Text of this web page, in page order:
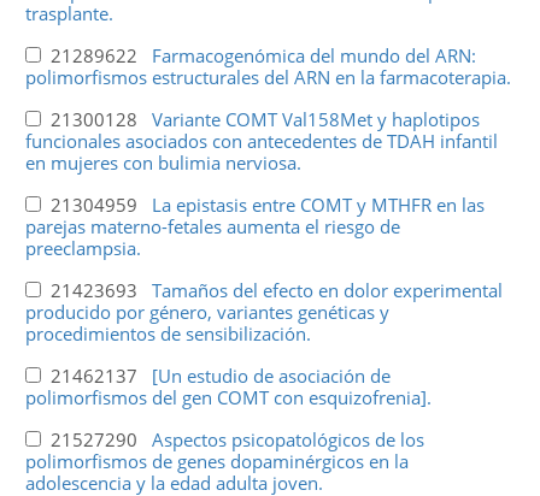
trasplante.
21289622 Farmacogenómica del mundo del ARN:
polimorfismos estructurales del ARN en la farmacoterapia.
21300128 Variante COMT Val158Met y haplotipos
funcionales asociados con antecedentes de TDAH infantil
en mujeres con bulimia nerviosa.
21304959 La epistasis entre COMT y MTHFR en las
parejas materno-fetales aumenta el riesgo de
preeclampsia.
21423693 Tamaños del efecto en dolor experimental
producido por género, variantes genéticas y
procedimientos de sensibilización.
21462137 [Un estudio de asociación de
polimorfismos del gen COMT con esquizofrenia].
21527290 Aspectos psicopatológicos de los
polimorfismos de genes dopaminérgicos en la
adolescencia y la edad adulta joven.